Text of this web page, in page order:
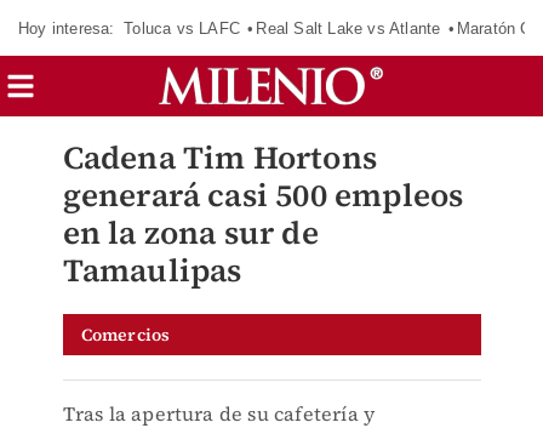
Hoy interesa: Toluca vs LAFC Real Salt Lake vs Atlante Maratón
Cadena Tim Hortons
generará casi 500 empleos
en la zona sur de
Tamaulipas
Comercios
Tras la apertura de su cafetería y